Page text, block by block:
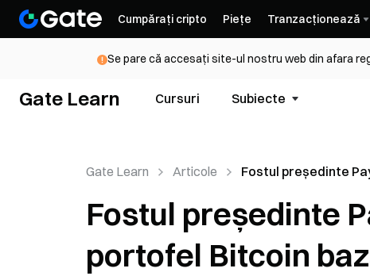
Cumpărați cripto Piețe Tranzacționează
Se pare că accesați site-ul nostru web din afara
Gate Learn Cursuri Subiecte
Gate Learn Articole
Fostul președinte
bazat pe inteligență
artificială: O nouă
tranzacțiile
BTC?
Fostul președinte
portofel Bitcoin